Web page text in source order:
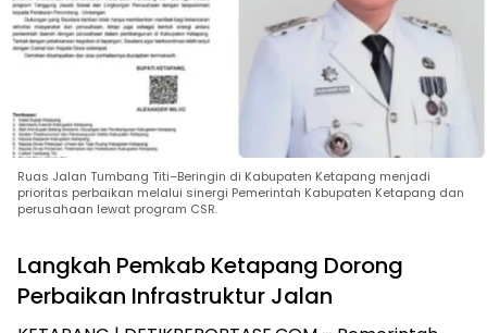
Ruas Jalan Tumbang Titi–Beringin di Kabupaten Ketapang menjadi
prioritas perbaikan melalui sinergi Pemerintah Kabupaten Ketapang dan
perusahaan lewat program CSR.
Langkah Pemkab Ketapang Dorong
Perbaikan Infrastruktur Jalan